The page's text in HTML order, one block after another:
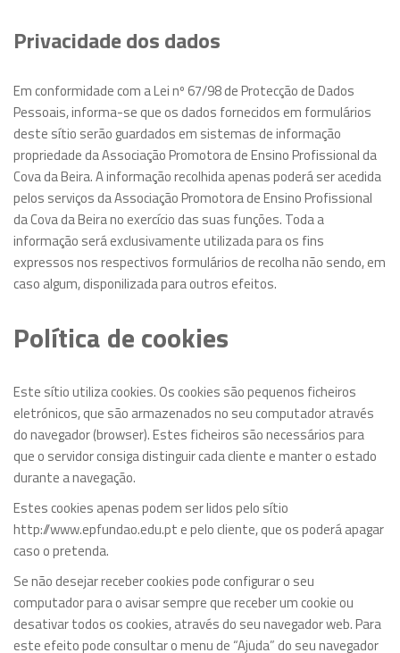
Privacidade dos dados
Em conformidade com a Lei nº 67/98 de Protecção de Dados
Pessoais, informa-se que os dados fornecidos em formulários
deste sítio serão guardados em sistemas de informação
propriedade daAssociação Promotora de Ensino Profissional da
Cova da Beira. A informação recolhida apenas poderá ser acedida
pelos serviços daAssociação Promotora de Ensino Profissional
da Cova da Beirano exercício das suas funções. Toda a
informação será exclusivamente utilizada para os fins
expressos nos respectivos formulários de recolha não sendo, em
caso algum, disponilizada para outros efeitos.
Política de cookies
Este sítio utiliza cookies. Os cookies são pequenos ficheiros
eletrónicos, que são armazenados no seu computador através
do navegador (browser). Estes ficheiros são necessários para
que o servidor consiga distinguir cada cliente e manter o estado
durante a navegação.
Estes cookies apenas podem ser lidos pelo sítio
http://www.epfundao.edu.pte pelo cliente, que os poderá apagar
caso o pretenda.
Se não desejar receber cookies pode configurar o seu
computador para o avisar sempre que receber um cookie ou
desativar todos os cookies, através do seu navegador web. Para
este efeito pode consultar o menu de “Ajuda” do seu navegador